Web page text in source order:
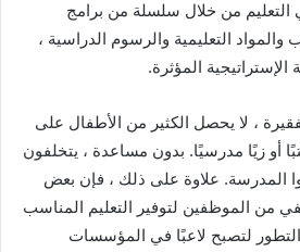
التعليم من خلال سلسلة من برامج
التعليمية والرسوم الدراسية ،
المؤثرة.
، لا يحصل الكثير من الأطفال على
أو زيًا مدرسيًا. بدون مساعدة ، يتخلفون
المدرسة. علاوة على ذلك ، فإن بعض
من الموظفين لتوفير التعليم المناسب
لتصبح لاعبًا في المؤسسات